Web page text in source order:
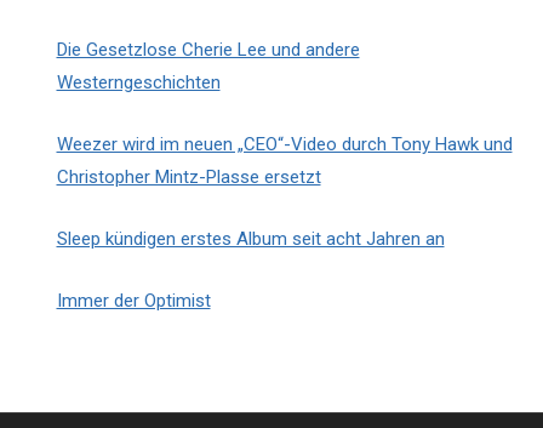
Die Gesetzlose Cherie Lee und andere
Westerngeschichten
Weezer wird im neuen „CEO“-Video durch Tony Hawk und
Christopher Mintz-Plasse ersetzt
Sleep kündigen erstes Album seit acht Jahren an
Immer der Optimist